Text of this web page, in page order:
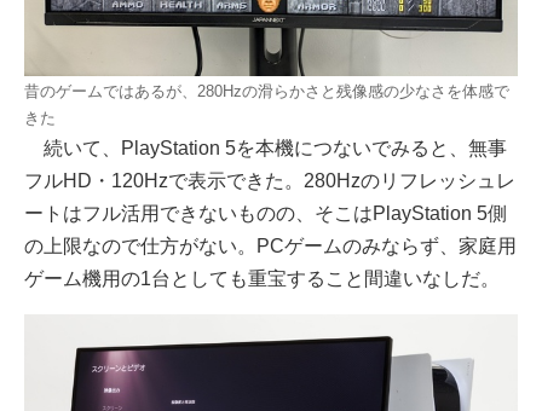
昔のゲームではあるが、280Hzの滑らかさと残像感の少なさを体感で
きた
続いて、PlayStation 5を本機につないでみると、無事
フルHD・120Hzで表示できた。280Hzのリフレッシュレ
ートはフル活用できないものの、そこはPlayStation 5側
の上限なので仕方がない。PCゲームのみならず、家庭用
ゲーム機用の1台としても重宝すること間違いなしだ。